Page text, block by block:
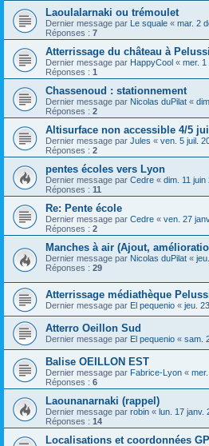
Laoulalarnaki ou trémoulet
Dernier message par Le squale « mar. 2
Réponses : 7
Atterrissage du château à
Dernier message par HappyCool « mer. 1
Réponses : 1
Chassenoud : stationnement
Dernier message par Nicolas duPilat «
Réponses : 2
Altisurface non accessible 4/5
Dernier message par Jules « ven. 5 juil.
Réponses : 2
pentes écoles vers Lyon
Dernier message par Cedre « dim. 11 juin
Réponses : 11
Re: Pente école
Dernier message par Cedre « ven. 27
Réponses : 2
Manches à air (Ajout,
Dernier message par Nicolas duPilat «
Réponses : 29
Atterrissage médiathèque
Dernier message par El pequenio « jeu.
Atterro Oeillon Sud
Dernier message par El pequenio « sam.
Balise OEILLON EST
Dernier message par Fabrice-Lyon «
Réponses : 6
Laounanarnaki (rappel)
Dernier message par robin « lun. 17 janv.
Réponses : 14
Localisations et coordonnées